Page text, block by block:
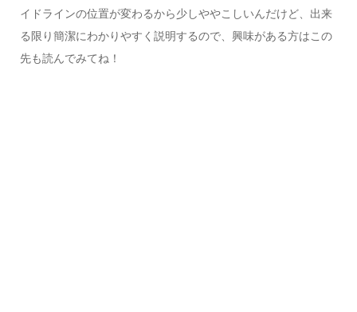
イドラインの位置が変わるから少しややこしいんだけど、出来
る限り簡潔にわかりやすく説明するので、興味がある方はこの
先も読んでみてね！